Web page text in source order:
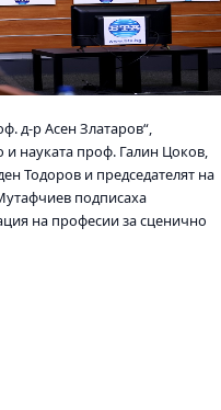
д-р Асен Златаров“,
науката проф. Галин Цоков,
Тодоров и председателят на
подписаха
на професии за сценично